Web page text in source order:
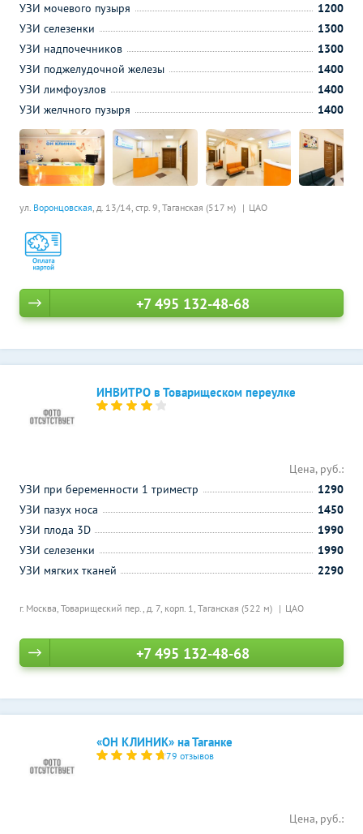
ул. Воронцовская, д. 13/14, стр. 9, Таганская (517 м) ЦАО
УЗИ мочевого пузыря
1200
УЗИ селезенки
1300
УЗИ надпочечников
1300
УЗИ поджелудочной железы
1400
УЗИ лимфоузлов
1400
УЗИ желчного пузыря
1400
+7 495 132-48-68
ИНВИТРО в Товарищеском переулке
г. Москва, Товарищеский пер., д. 7, корп. 1, Таганская (522 м) ЦАО
Цена, руб.:
УЗИ при беременности 1 триместр
1290
УЗИ пазух носа
1450
УЗИ плода 3D
1990
УЗИ селезенки
1990
УЗИ мягких тканей
2290
+7 495 132-48-68
«ОН КЛИНИК» на Таганке
79 отзывов
Цена, руб.: